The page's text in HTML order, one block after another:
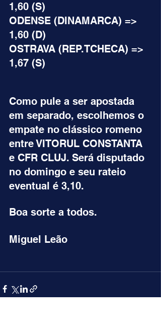
1,60 (S)
ODENSE (DINAMARCA) =>
1,60 (D)
OSTRAVA (REP.TCHECA) =>
1,67 (S)
Como pule a ser apostada
em separado, escolhemos o
empate no clássico romeno
entre VITORUL CONSTANTA
e CFR CLUJ. Será disputado
no domingo e seu rateio
eventual é 3,10.
Boa sorte a todos.
Miguel Leão